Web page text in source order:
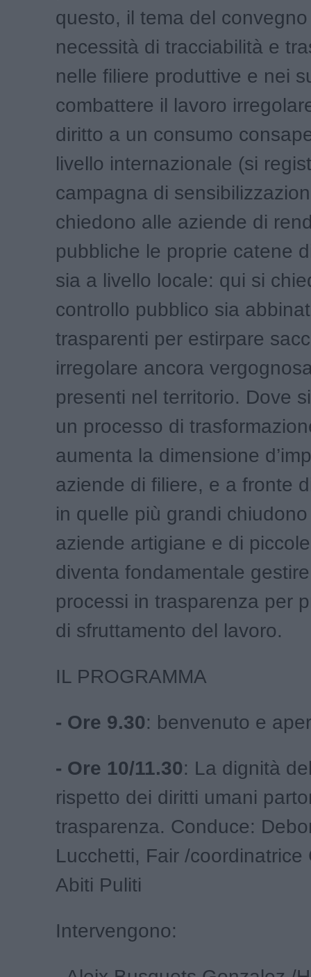
questo, il tema del
necessità di tracciabilità e
nelle filiere produttive e nei
combattere il lavoro
diritto a un consumo
livello internazionale (si
campagna di
chiedono alle aziende di
pubbliche le proprie catene
sia a livello locale: qui si
controllo pubblico sia
trasparenti per estirpare
irregolare ancora
presenti nel territorio. Dove
un processo di
aumenta la dimensione
aziende di filiere, e a fronte
in quelle più grandi
aziende artigiane e di
diventa fondamentale
processi in trasparenza per
di sfruttamento del lavoro.
IL PROGRAMMA
- Ore 9.30: benvenuto e
- Ore 10/11.30: La dignità
rispetto dei diritti umani
trasparenza. Conduce:
Lucchetti, Fair /coordinatrice
Abiti Puliti
Intervengono: